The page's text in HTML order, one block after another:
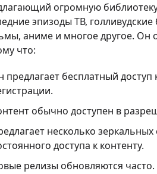
огромную
эпизоды ТВ,
аниме и многое другое. Он
что:
предлагает бесплатный доступ
обычно доступен в
несколько
доступа к контенту.
релизы обновляются часто.